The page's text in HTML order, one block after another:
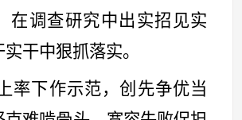
在调查研究中出实招见实
干中狠抓落实。
率下作示范，创先争优当